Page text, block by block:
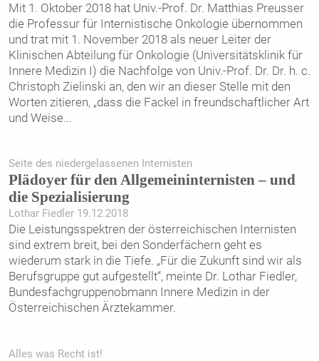
Mit 1. Oktober 2018 hat Univ.-Prof. Dr. Matthias Preusser
die Professur für Internistische Onkologie übernommen
und trat mit 1. November 2018 als neuer Leiter der
Klinischen Abteilung für Onkologie (Universitätsklinik für
Innere Medizin I) die Nachfolge von Univ.-Prof. Dr. Dr. h. c.
Christoph Zielinski an, den wir an dieser Stelle mit den
Worten zitieren, „dass die Fackel in freundschaftlicher Art
und Weise...
Seite des niedergelassenen Internisten
Plädoyer für den Allgemeininternisten – und
die Spezialisierung
Lothar Fiedler 19.12.2018
Die Leistungsspektren der österreichischen Internisten
sind extrem breit, bei den Sonderfächern geht es
wiederum stark in die Tiefe. „Für die Zukunft sind wir als
Berufsgruppe gut aufgestellt“, meinte Dr. Lothar Fiedler,
Bundesfachgruppenobmann Innere Medizin in der
Österreichischen Ärztekammer.
Alles was Recht ist!